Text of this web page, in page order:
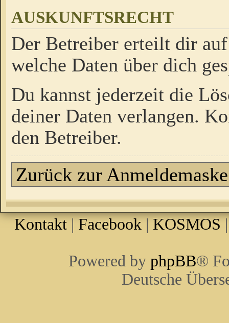
AUSKUNFTSRECHT
Der Betreiber erteilt dir
welche Daten über dich
Du kannst jederzeit die
deiner Daten verlangen.
den Betreiber.
Zurück zur Anmeldemaske
Kontakt | Facebook | KOSMOS
Powered by phpBB®
Deutsche